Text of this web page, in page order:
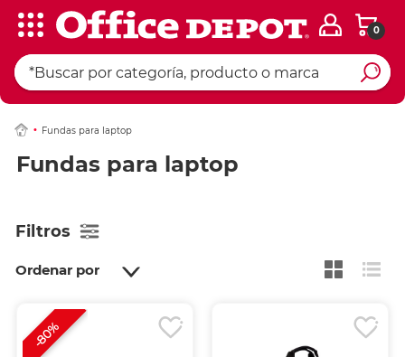
0
Fundas para laptop
Fundas para laptop
Filtros
Ordenar por
-80%